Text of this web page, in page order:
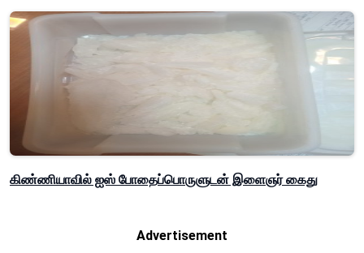
கிண்ணியாவில் ஐஸ் போதைப்பொருளுடன் இளைஞர் கைது
Advertisement